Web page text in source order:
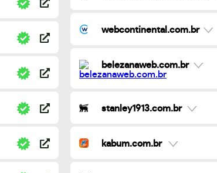
webcontinental.com.br
belezanaweb.com.br
stanley1913.com.br
kabum.com.br